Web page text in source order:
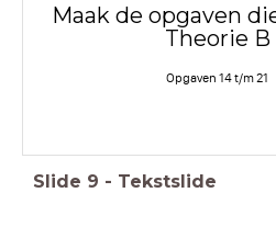
Maak de opgaven
Theorie B
Opgaven 14 t/m 21
Slide 9 - Tekstslide